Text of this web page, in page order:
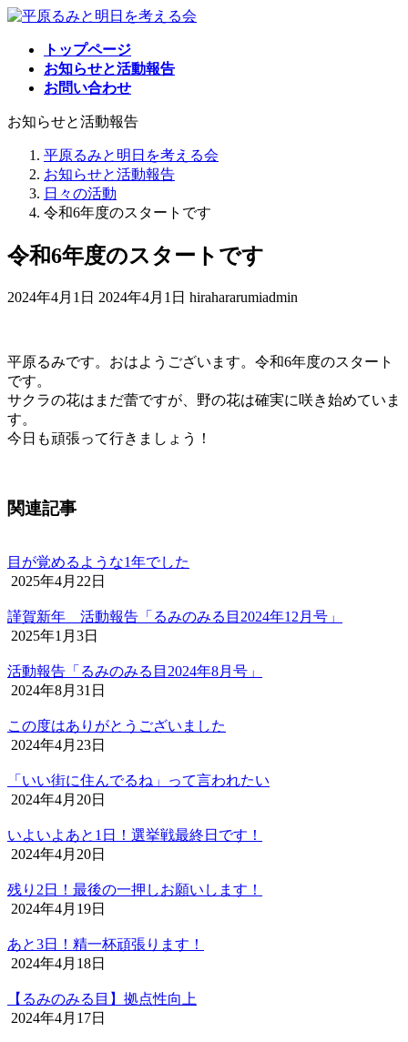
コ
ス
ナ
ン
トップページ
お知らせと活動報告
お問い合わせ
お知らせと活動報告
平原るみと明日を考える会
お知らせと活動報告
日々の活動
令和6年度のスタートです
令和6年度のスタートです
2024年4月1日 最
日
時
:
2024年4月1日 hirahararumiadmin
平原るみです。おはようございます。令和6年度のスタート
です。
サクラの花はまだ蕾ですが、野の花は確実に咲き始めていま
す。
今日も頑張って行きましょう！
関連記事
目が覚めるような1年でした
2025年4月22日
謹賀新年 活動報告「るみのみる目2024年12月号」
2025年1月3日
活動報告「るみのみる目2024年8月号」
2024年8月31日
この度はありがとうございました
2024年4月23日
「いい街に住んでるね」って言われたい
2024年4月20日
いよいよあと1日！選挙戦最終日です！
2024年4月20日
残り2日！最後の一押しお願いします！
2024年4月19日
あと3日！精一杯頑張ります！
2024年4月18日
【るみのみる目】拠点性向上
2024年4月17日